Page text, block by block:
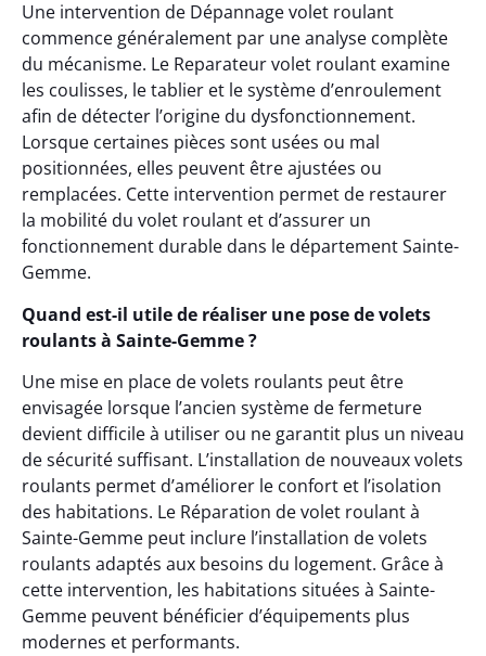
Une intervention de Dépannage volet roulant
commence généralement par une analyse complète
du mécanisme. Le Reparateur volet roulant examine
les coulisses, le tablier et le système d’enroulement
afin de détecter l’origine du dysfonctionnement.
Lorsque certaines pièces sont usées ou mal
positionnées, elles peuvent être ajustées ou
remplacées. Cette intervention permet de restaurer
la mobilité du volet roulant et d’assurer un
fonctionnement durable dans le département Sainte-
Gemme.
Quand est-il utile de réaliser une pose de volets
roulants à Sainte-Gemme ?
Une mise en place de volets roulants peut être
envisagée lorsque l’ancien système de fermeture
devient difficile à utiliser ou ne garantit plus un niveau
de sécurité suffisant. L’installation de nouveaux volets
roulants permet d’améliorer le confort et l’isolation
des habitations. Le Réparation de volet roulant à
Sainte-Gemme peut inclure l’installation de volets
roulants adaptés aux besoins du logement. Grâce à
cette intervention, les habitations situées à Sainte-
Gemme peuvent bénéficier d’équipements plus
modernes et performants.